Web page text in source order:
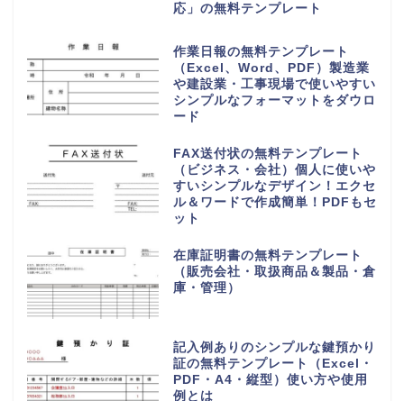
応」の無料テンプレート
作業日報の無料テンプレート
（Excel、Word、PDF）製造業
や建設業・工事現場で使いやすい
シンプルなフォーマットをダウロ
ード
FAX送付状の無料テンプレート
（ビジネス・会社）個人に使いや
すいシンプルなデザイン！エクセ
ル＆ワードで作成簡単！PDFもセ
ット
在庫証明書の無料テンプレート
（販売会社・取扱商品＆製品・倉
庫・管理）
記入例ありのシンプルな鍵預かり
証の無料テンプレート（Excel・
PDF・A4・縦型）使い方や使用
例とは